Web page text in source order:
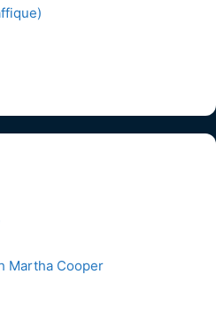
Martha Cooper